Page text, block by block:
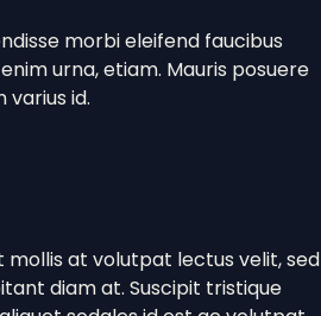
morbi eleifend faucibus
urna, etiam. Mauris posuere
id.
mollis at volutpat lectus velit, sed
diam at. Suscipit tristique